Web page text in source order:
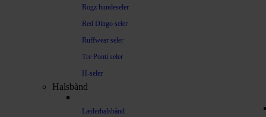
Rogz hundeseler
Red Dingo seler
Ruffwear seler
Tre Ponti seler
H-seler
Halsbånd
Læderhalsbånd